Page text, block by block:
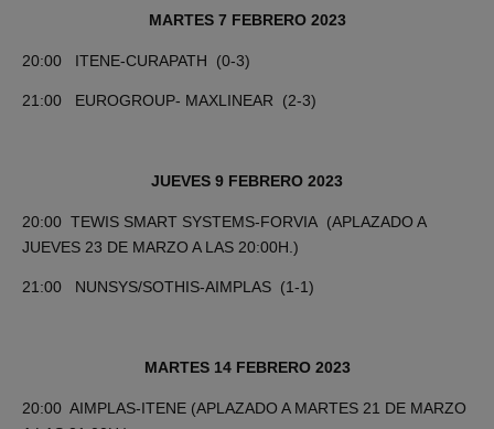
MARTES 7 FEBRERO 2023
20:00 ITENE-CURAPATH (0-3)
21:00 EUROGROUP- MAXLINEAR (2-3)
JUEVES 9 FEBRERO 2023
20:00 TEWIS SMART SYSTEMS-FORVIA (APLAZADO A
JUEVES 23 DE MARZO A LAS 20:00H.)
21:00 NUNSYS/SOTHIS-AIMPLAS (1-1)
MARTES 14 FEBRERO 2023
20:00 AIMPLAS-ITENE (APLAZADO A MARTES 21 DE MARZO